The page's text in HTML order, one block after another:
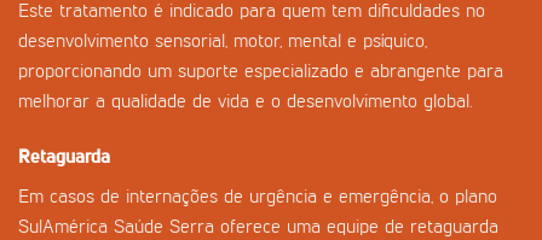
Este tratamento é indicado para quem tem dificuldades no
desenvolvimento sensorial, motor, mental e psíquico,
proporcionando um suporte especializado e abrangente para
melhorar a qualidade de vida e o desenvolvimento global.
Retaguarda
Em casos de internações de urgência e emergência, o plano
SulAmérica Saúde Serra oferece uma equipe de retaguarda